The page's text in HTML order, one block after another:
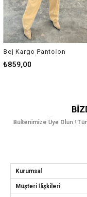
Bej Kargo Pantolon
₺859,00
Bültenimize Üye Olun !
Kurumsal
Müşteri İlişkileri